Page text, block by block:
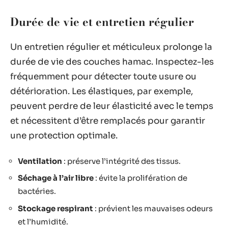
Durée de vie et entretien régulier
Un entretien régulier et méticuleux prolonge la
durée de vie des couches hamac. Inspectez-les
fréquemment pour détecter toute usure ou
détérioration. Les élastiques, par exemple,
peuvent perdre de leur élasticité avec le temps
et nécessitent d’être remplacés pour garantir
une protection optimale.
Ventilation : préserve l’intégrité des tissus.
Séchage à l’air libre : évite la prolifération de
bactéries.
Stockage respirant : prévient les mauvaises odeurs
et l’humidité.